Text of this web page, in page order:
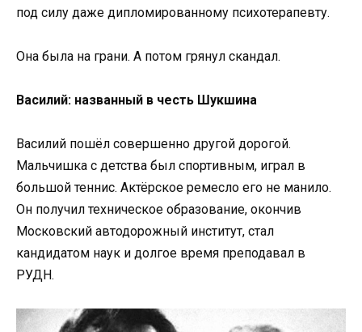
под силу даже дипломированному психотерапевту.
Она была на грани. А потом грянул скандал.
Василий: названный в честь Шукшина
Василий пошёл совершенно другой дорогой.
Мальчишка с детства был спортивным, играл в
большой теннис. Актёрское ремесло его не манило.
Он получил техническое образование, окончив
Московский автодорожный институт, стал
кандидатом наук и долгое время преподавал в
РУДН.